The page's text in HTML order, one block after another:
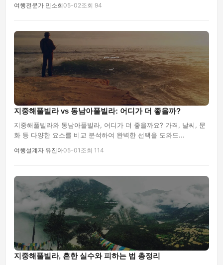
여행전문가 민소희05-02조회 94
지중해풀빌라 vs 동남아풀빌라: 어디가 더 좋을까?
지중해풀빌라와 동남아풀빌라, 어디가 더 좋을까요? 가격, 날씨, 문
화 등 다양한 요소를 비교 분석하여 완벽한 선택을 도와드...
여행설계자 유진아05-01 조회 114
지중해풀빌라, 흔한 실수와 피하는 법 총정리